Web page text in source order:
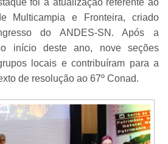
Multicampia e Fronteira, criado
do ANDES-SN. Após a
início deste ano, nove seções
locais e contribuíram para a
de resolução ao 67º Conad.